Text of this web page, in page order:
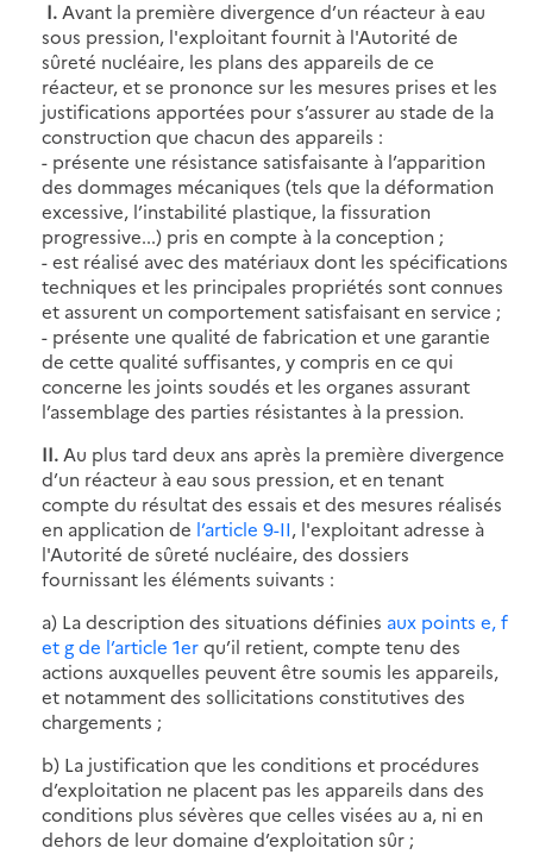
I. Avant la première divergence d’un réacteur à eau
sous pression, l'exploitant fournit à l'Autorité de
sûreté nucléaire, les plans des appareils de ce
réacteur, et se prononce sur les mesures prises et les
justifications apportées pour s’assurer au stade de la
construction que chacun des appareils :
- présente une résistance satisfaisante à l’apparition
des dommages mécaniques (tels que la déformation
excessive, l’instabilité plastique, la fissuration
progressive...) pris en compte à la conception ;
- est réalisé avec des matériaux dont les spécifications
techniques et les principales propriétés sont connues
et assurent un comportement satisfaisant en service ;
- présente une qualité de fabrication et une garantie
de cette qualité suffisantes, y compris en ce qui
concerne les joints soudés et les organes assurant
l’assemblage des parties résistantes à la pression.
II. Au plus tard deux ans après la première divergence
d’un réacteur à eau sous pression, et en tenant
compte du résultat des essais et des mesures réalisés
en application de l’article 9-II, l'exploitant adresse à
l'Autorité de sûreté nucléaire, des dossiers
fournissant les éléments suivants :
a) La description des situations définies aux points e, f
et g de l’article 1erqu’il retient, compte tenu des
actions auxquelles peuvent être soumis les appareils,
et notamment des sollicitations constitutives des
chargements ;
b) La justification que les conditions et procédures
d’exploitation ne placent pas les appareils dans des
conditions plus sévères que celles visées au a, ni en
dehors de leur domaine d’exploitation sûr ;